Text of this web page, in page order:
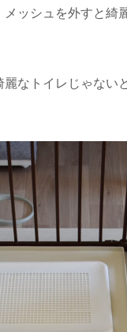
メッシュを外すと綺
麗なトイレじゃない